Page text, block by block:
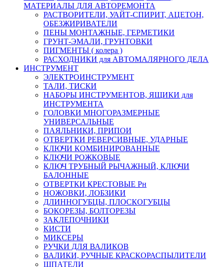
МАТЕРИАЛЫ ДЛЯ АВТОРЕМОНТА
РАСТВОРИТЕЛИ, УАЙТ-СПИРИТ, АЦЕТОН,
ОБЕЗЖИРИВАТЕЛИ
ПЕНЫ МОНТАЖНЫЕ, ГЕРМЕТИКИ
ГРУНТ-ЭМАЛИ, ГРУНТОВКИ
ПИГМЕНТЫ ( колера )
РАСХОДНИКИ для АВТОМАЛЯРНОГО ДЕЛА
ИНСТРУМЕНТ
ЭЛЕКТРОИНСТРУМЕНТ
ТАЛИ, ТИСКИ
НАБОРЫ ИНСТРУМЕНТОВ, ЯЩИКИ для
ИНСТРУМЕНТА
ГОЛОВКИ МНОГОРАЗМЕРНЫЕ
УНИВЕРСАЛЬНЫЕ
ПАЯЛЬНИКИ, ПРИПОИ
ОТВЕРТКИ РЕВЕРСИВНЫЕ, УДАРНЫЕ
КЛЮЧИ КОМБИНИРОВАННЫЕ
КЛЮЧИ РОЖКОВЫЕ
КЛЮЧ ТРУБНЫЙ РЫЧАЖНЫЙ, КЛЮЧИ
БАЛОННЫЕ
ОТВЕРТКИ КРЕСТОВЫЕ Рн
НОЖОВКИ, ЛОБЗИКИ
ДЛИННОГУБЦЫ, ПЛОСКОГУБЦЫ
БОКОРЕЗЫ, БОЛТОРЕЗЫ
ЗАКЛЕПОЧНИКИ
КИСТИ
МИКСЕРЫ
РУЧКИ ДЛЯ ВАЛИКОВ
ВАЛИКИ, РУЧНЫЕ КРАСКОРАСПЫЛИТЕЛИ
ШПАТЕЛИ